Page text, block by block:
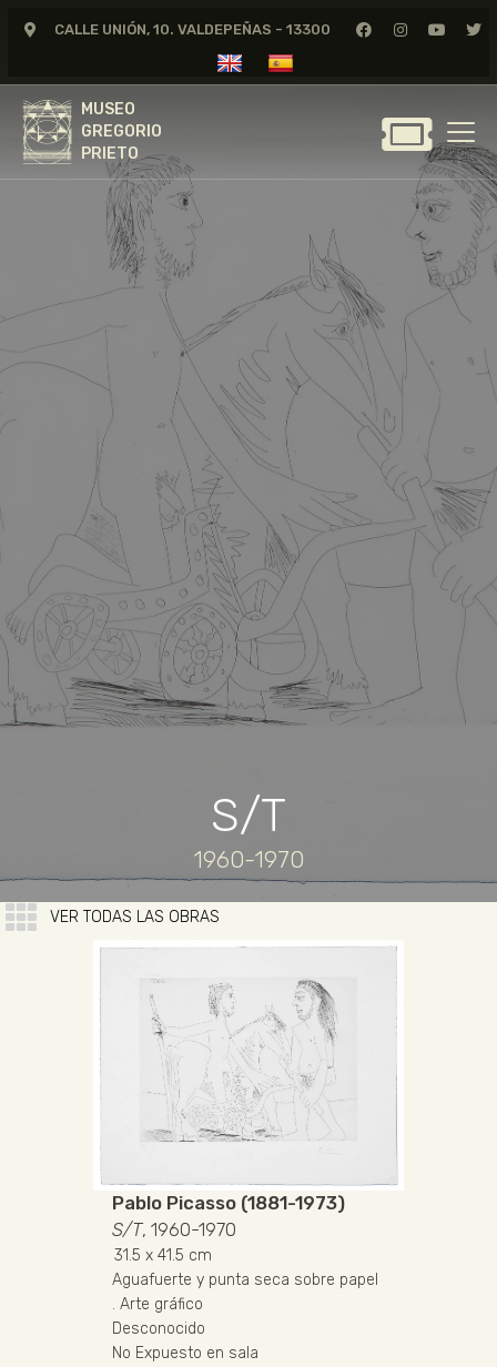
CALLE UNIÓN, 10. VALDEPEÑAS - 13300
MUSEO
GREGORIO
PRIETO
MUSEO
GREGORIO
GREGORIO PRIETO
MUSEO
ARCHIVO
CERTAMEN DE DIBUJO
FUNDACIÓN
TIENDA
NOTICIAS
S/T
1960-1970
VER TODAS LAS OBRAS
Pablo Picasso (1881-1973)
S/T, 1960-1970
31.5 x 41.5 cm
Aguafuerte y punta seca sobre papel
. Arte gráfico
Desconocido
No Expuesto en sala